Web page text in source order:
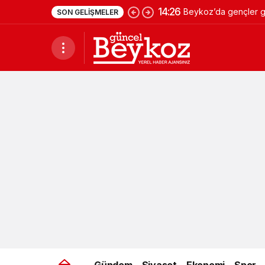
SON GELIŞMELER 14:26 Beykoz’da gençler